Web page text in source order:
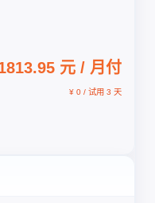
元 / 月付
¥ 0 / 试用 3 天